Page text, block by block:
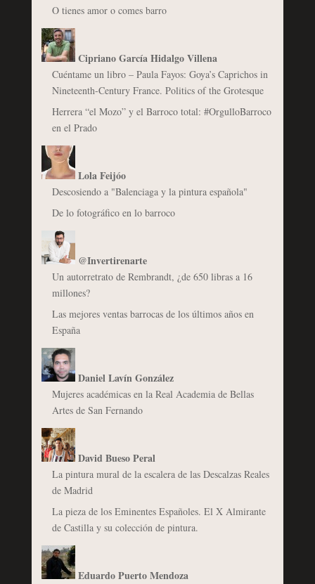
O tienes amor o comes barro
Cipriano García Hidalgo Villena
Cuéntame un libro – Paula Fayos: Goya’s Caprichos in
Nineteenth-Century France. Politics of the Grotesque
Herrera “el Mozo” y el Barroco total: #OrgulloBarroco
en el Prado
Lola Feijóo
Descosiendo a "Balenciaga y la pintura española"
De lo fotográfico en lo barroco
@Invertirenarte
Un autorretrato de Rembrandt, ¿de 650 libras a 16
millones?
Las mejores ventas barrocas de los últimos años en
España
Daniel Lavín González
Mujeres académicas en la Real Academia de Bellas
Artes de San Fernando
David Bueso Peral
La pintura mural de la escalera de las Descalzas Reales
de Madrid
La pieza de los Eminentes Españoles. El X Almirante
de Castilla y su colección de pintura.
Eduardo Puerto Mendoza